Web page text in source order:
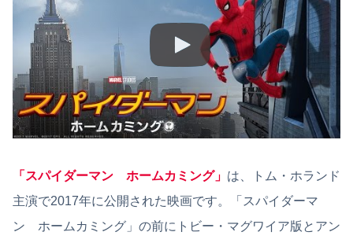
「スパイダーマン ホームカミング」 は、トム・ホランド
主演で2017年に公開された映画です。「スパイダーマ
ン ホームカミング」の前にトビー・マグワイア版とアン